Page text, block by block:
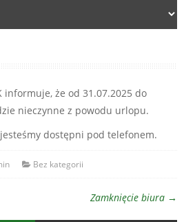
informuje, że od 31.07.2025 do
nieczynne z powodu urlopu.
dostępni pod telefonem.
Bez kategorii
Zamknięcie biura →